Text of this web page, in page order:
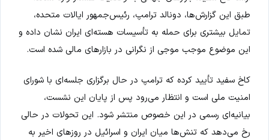
طبق این گزارش‌ها، دونالد ترامپ، رئیس‌جمهور ایالات متحده،
تمایل بیشتری برای حمله به تأسیسات هسته‌ای ایران نشان داده و
این موضوع موجب موجی از نگرانی در بازارهای مالی شده است.
کاخ سفید تأیید کرده که ترامپ در حال برگزاری جلسه‌ای با شورای
امنیت ملی است و انتظار می‌رود پس از پایان این نشست،
بیانیه‌ای رسمی در این خصوص منتشر شود. این تحولات در حالی
رخ می‌دهد که تنش‌ها میان ایران و اسرائیل در روزهای اخیر به